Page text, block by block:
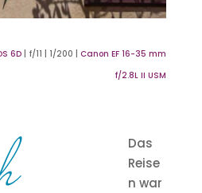
6D | f/11 | 1/200 |Canon EF 16-35 mm
f/2.8L II USM
Das
Reise
n war